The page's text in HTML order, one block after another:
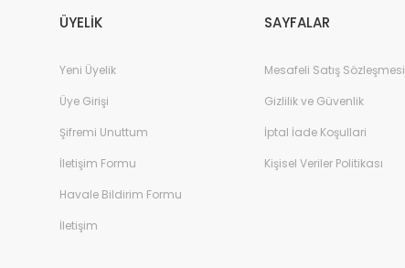
ÜYELİK
Yeni Üyelik
Üye Girişi
Şifremi Unuttum
İletişim Formu
Havale Bildirim Formu
İletişim
SAYFALAR
Mesafeli Satış Sözleşmesi
Gizlilik ve Güvenlik
İptal İade Koşullari
Kişisel Veriler Politikası